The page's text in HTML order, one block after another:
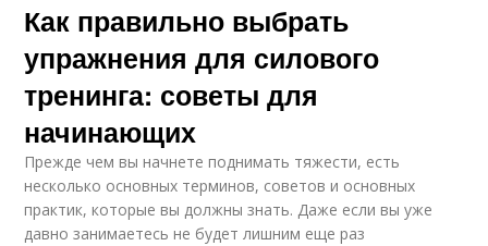
Как правильно выбрать
упражнения для силового
тренинга: советы для
начинающих
Прежде чем вы начнете поднимать тяжести, есть
несколько основных терминов, советов и основных
практик, которые вы должны знать. Даже если вы уже
давно занимаетесь не будет лишним еще раз